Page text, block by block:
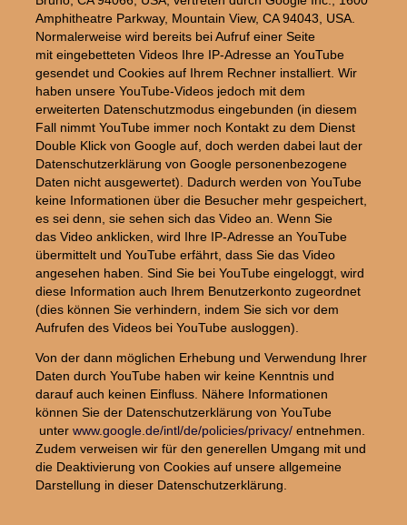
Amphitheatre Parkway, Mountain View, CA 94043, USA.
Normalerweise wird bereits bei Aufruf einer Seite
mit eingebetteten Videos Ihre IP-Adresse an YouTube
gesendet und Cookies auf Ihrem Rechner installiert. Wir
haben unsere YouTube-Videos jedoch mit dem
erweiterten Datenschutzmodus eingebunden (in diesem
Fall nimmt YouTube immer noch Kontakt zu dem Dienst
Double Klick von Google auf, doch werden dabei laut der
Datenschutzerklärung von Google personenbezogene
Daten nicht ausgewertet). Dadurch werden von YouTube
keine Informationen über die Besucher mehr gespeichert,
es sei denn, sie sehen sich das Video an. Wenn Sie
das Video anklicken, wird Ihre IP-Adresse an YouTube
übermittelt und YouTube erfährt, dass Sie das Video
angesehen haben. Sind Sie bei YouTube eingeloggt, wird
diese Information auch Ihrem Benutzerkonto zugeordnet
(dies können Sie verhindern, indem Sie sich vor dem
Aufrufen des Videos bei YouTube ausloggen).
Von der dann möglichen Erhebung und Verwendung Ihrer
Daten durch YouTube haben wir keine Kenntnis und
darauf auch keinen Einfluss. Nähere Informationen
können Sie der Datenschutzerklärung von YouTube
unter www.google.de/intl/de/policies/privacy/entnehmen.
Zudem verweisen wir für den generellen Umgang mit und
die Deaktivierung von Cookies auf unsere allgemeine
Darstellung in dieser Datenschutzerklärung.